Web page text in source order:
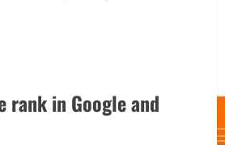
rank in Google and